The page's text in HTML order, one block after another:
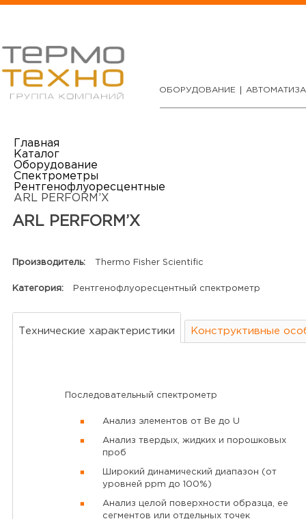
ОБОРУДОВАНИЕ
Главная
Каталог
Оборудование
Спектрометры
Рентгенофлуоресцентные
ARL PERFORM’X
ARL PERFORM’X
Производитель: Thermo Fisher Scientific
Категория: Рентгенофлуоресцентный спектрометр
Технические характеристики Конструктивные
Последовательный спектрометр
Анализ элементов от Be до U
Анализ твердых, жидких и порошковых
проб
Широкий динамический диапазон (от
уровней ppm до 100%)
Анализ целой поверхности образца, ее
сегментов или отдельных точек